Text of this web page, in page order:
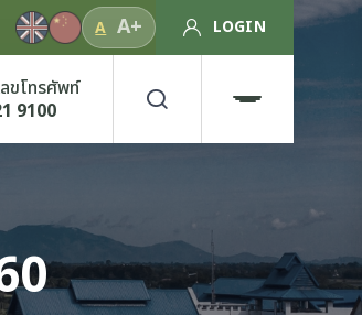
A A+ LOGIN
ลขโทรศัพท์
9100